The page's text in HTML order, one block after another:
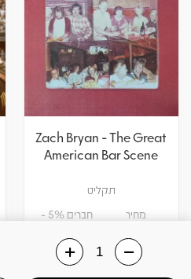
Zach Bryan - The Great
American Bar Scene
תקליט
מחיר חברים 5% -
הוספה לסל